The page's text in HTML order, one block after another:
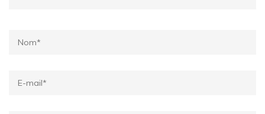
Name*
Email*